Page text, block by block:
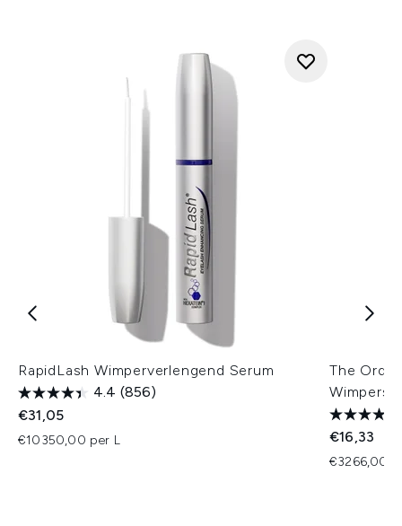
RapidLash Wimperverlengend Serum
4.4 (856)
€31,05
€10350,00 per L
The
Wimpers
€16,33
€3266,00